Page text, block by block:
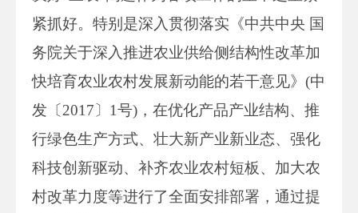
紧抓好。特别是深入贯彻落实《中共中央 国
务院关于深入推进农业供给侧结构性改革加
快培育农业农村发展新动能的若干意见》(中
发〔2017〕1号)，在优化产品产业结构、推
行绿色生产方式、壮大新产业新业态、强化
科技创新驱动、补齐农业农村短板、加大农
村改革力度等进行了全面安排部署，通过提